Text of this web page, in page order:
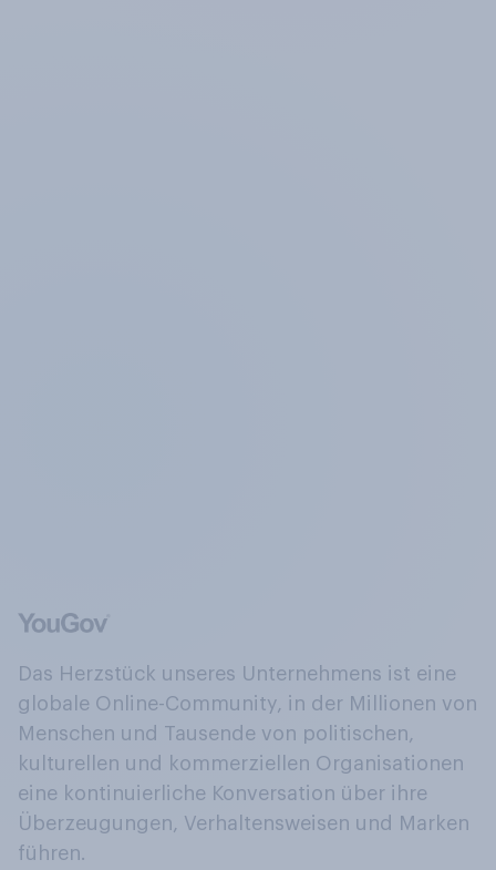
Das Herzstück unseres Unternehmens ist eine
globale Online-Community, in der Millionen von
Menschen und Tausende von politischen,
kulturellen und kommerziellen Organisationen
eine kontinuierliche Konversation über ihre
Überzeugungen, Verhaltensweisen und Marken
führen.